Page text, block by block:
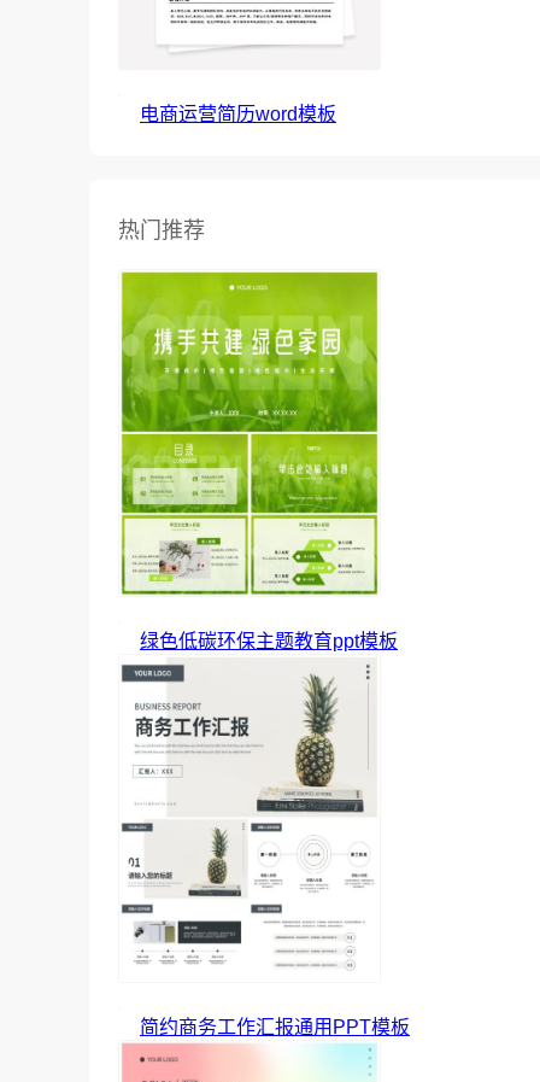
电商运营简历word模板
热门推荐
绿色低碳环保主题教育ppt模板
简约商务工作汇报通用PPT模板